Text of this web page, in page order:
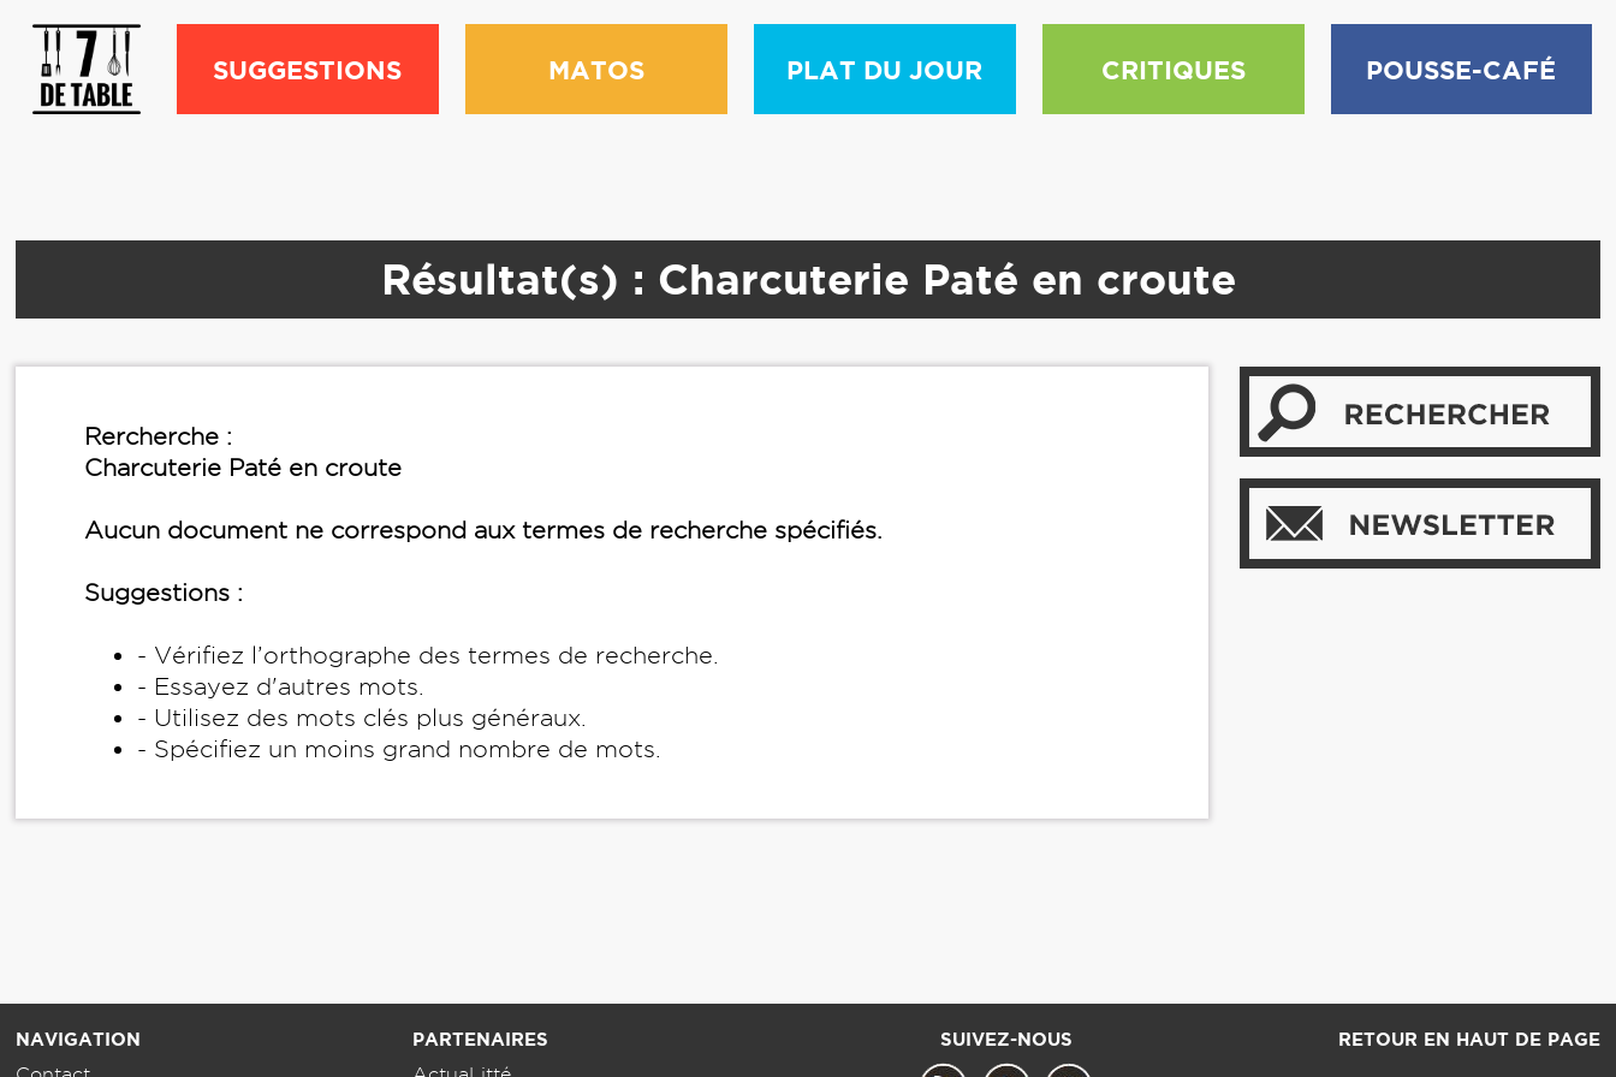
SUGGESTIONS MATOS PLAT DU JOUR CRITIQUES POUSSE-CAFÉ
Résultat(s) : Charcuterie Paté en croute
Rercherche :
Charcuterie Paté en croute
Aucun document ne correspond aux termes de recherche spécifiés.
Suggestions :
- Vérifiez l’orthographe des termes de recherche.
- Essayez d'autres mots.
- Utilisez des mots clés plus généraux.
- Spécifiez un moins grand nombre de mots.
NAVIGATION
PARTENAIRES
SUIVEZ-NOUS RETOUR EN HAUT DE PAGE